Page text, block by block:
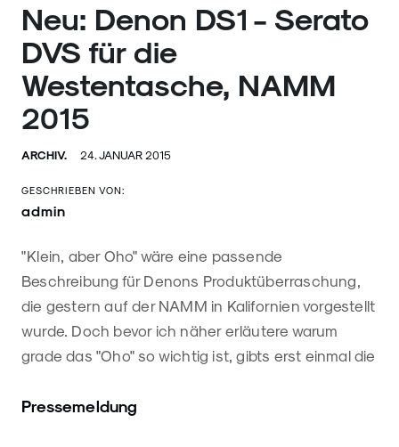
Neu: Denon DS1 - Serato
DVS für die
Westentasche, NAMM
2015
ARCHIV. 24. JANUAR 2015
GESCHRIEBEN VON:
admin
"Klein, aber Oho" wäre eine passende
Beschreibung für Denons Produktüberraschung,
die gestern auf der NAMM in Kalifornien vorgestellt
wurde. Doch bevor ich näher erläutere warum
grade das "Oho" so wichtig ist, gibts erst einmal die
Pressemeldung